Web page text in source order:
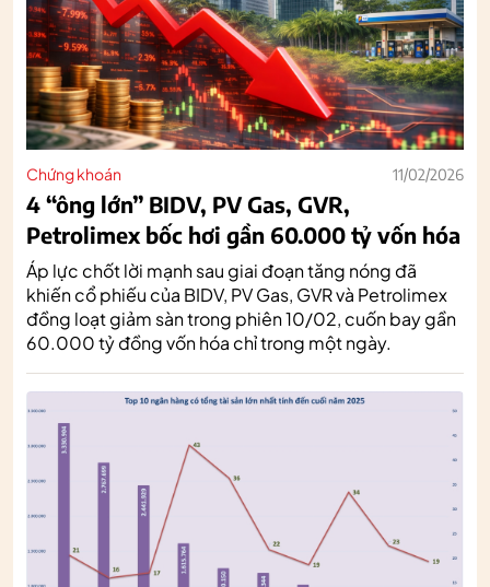
Chứng khoán 11/02/2026
4 “ông lớn” BIDV, PV Gas, GVR,
Petrolimex bốc hơi gần 60.000 tỷ vốn hóa
Áp lực chốt lời mạnh sau giai đoạn tăng nóng đã
khiến cổ phiếu của BIDV, PV Gas, GVR và Petrolimex
đồng loạt giảm sàn trong phiên 10/02, cuốn bay gần
60.000 tỷ đồng vốn hóa chỉ trong một ngày.